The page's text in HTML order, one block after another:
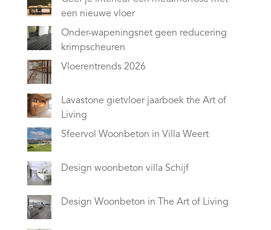
een nieuwe vloer
Onder-wapeningsnet geen reducering
krimpscheuren
Vloerentrends 2026
Lavastone gietvloer jaarboek the Art of
Living
Sfeervol Woonbeton in Villa Weert
Design woonbeton villa Schijf
Design Woonbeton in The Art of Living